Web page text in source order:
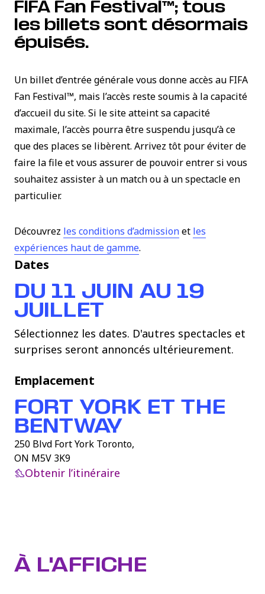
Dates
DU 11 JUIN AU 19
JUILLET
Sélectionnez les dates. D'autres spectacles et
surprises seront annoncés ultérieurement.
Emplacement
FORT YORK ET THE
BENTWAY
250 Blvd Fort York Toronto,
ON M5V 3K9
Obtenir l’itinéraire
FIFA Fan Festival™; tous
les billets sont désormais
épuisés.
Un billet d’entrée générale vous donne accès au FIFA
Fan Festival™, mais l’accès reste soumis à la capacité
d’accueil du site. Si le site atteint sa capacité
maximale, l’accès pourra être suspendu jusqu’à ce
que des places se libèrent. Arrivez tôt pour éviter de
faire la file et vous assurer de pouvoir entrer si vous
souhaitez assister à un match ou à un spectacle en
particulier.
Découvrez les conditions d’admission(le lien s’ouvre
et les
expériences haut de gamme(le lien s’ouvre dans une
.
À L'AFFICHE